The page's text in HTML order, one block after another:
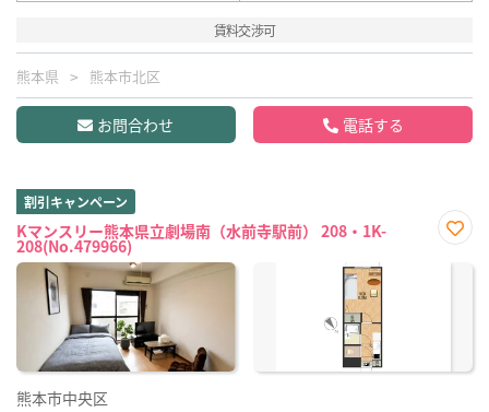
賃料交渉可
熊本県 熊本市北区
お問合わせ 電話する
割引キャンペーン
Kマンスリー熊本県立劇場南（水前寺駅前） 208・1K-
208(No.479966)
に入
熊本市中央区